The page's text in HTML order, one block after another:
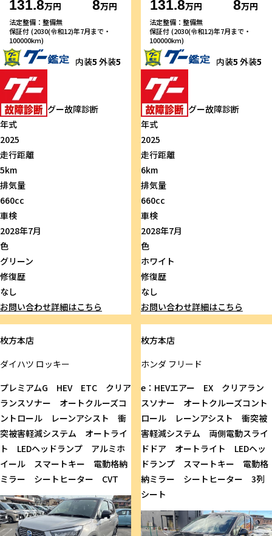
131.8万円 8万円
法定整備：整備無
保証付 (2030(令和12)年7月まで・
100000km)
内装5 外装5
グー故障診断
年式
2025
走行距離
5km
排気量
660cc
車検
2028年7月
色
グリーン
修復歴
なし
お問い合わせ詳細はこちら
131.8万円 8万円
法定整備：整備無
保証付 (2030(令和12)年7月まで・
100000km)
内装5 外装5
グー故障診断
年式
2025
走行距離
6km
排気量
660cc
車検
2028年7月
色
ホワイト
修復歴
なし
お問い合わせ詳細はこちら
枚方本店
ダイハツ ロッキー
プレミアムG HEV ETC クリア
ランスソナー オートクルーズコ
ントロール レーンアシスト 衝
突被害軽減システム オートライ
ト LEDヘッドランプ アルミホ
イール スマートキー 電動格納
ミラー シートヒーター CVT
枚方本店
ホンダフリード
e：HEVエアー EX クリアラン
スソナー オートクルーズコント
ロール レーンアシスト 衝突被
害軽減システム 両側電動スライ
ドドア オートライト LEDヘッ
ドランプ スマートキー 電動格
納ミラー シートヒーター 3列
シート